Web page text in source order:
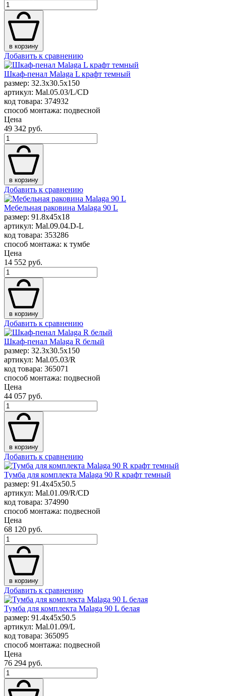
в корзину
Добавить к сравнению
Шкаф-пенал Malaga L крафт темный
размер: 32.3x30.5x150
артикул: Mal.05.03/L/CD
код товара: 374932
способ монтажа: подвесной
Цена
49 342 руб.
в корзину
Добавить к сравнению
Мебельная раковина Malaga 90 L
размер: 91.8x45x18
артикул: Mal.09.04.D-L
код товара: 353286
способ монтажа: к тумбе
Цена
14 552 руб.
в корзину
Добавить к сравнению
Шкаф-пенал Malaga R белый
размер: 32.3x30.5x150
артикул: Mal.05.03/R
код товара: 365071
способ монтажа: подвесной
Цена
44 057 руб.
в корзину
Добавить к сравнению
Тумба для комплекта Malaga 90 R крафт темный
размер: 91.4x45x50.5
артикул: Mal.01.09/R/CD
код товара: 374990
способ монтажа: подвесной
Цена
68 120 руб.
в корзину
Добавить к сравнению
Тумба для комплекта Malaga 90 L белая
размер: 91.4x45x50.5
артикул: Mal.01.09/L
код товара: 365095
способ монтажа: подвесной
Цена
76 294 руб.